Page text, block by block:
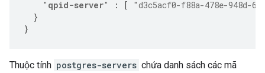
" qpid-server" : [
"d3c5acf0-f88a-478e-948d-
}
}
Thuộc tính postgres-servers chứa danh sách các mã